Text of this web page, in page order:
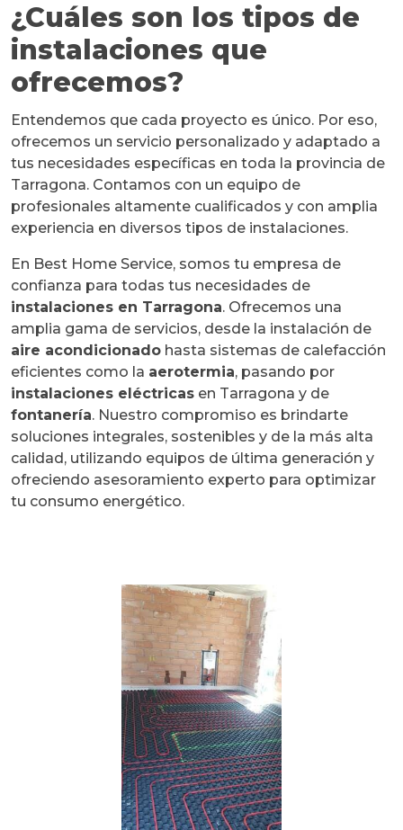
¿Cuáles son los tipos de
instalaciones que
ofrecemos?
Entendemos que cada proyecto es único. Por eso,
ofrecemos un servicio personalizado y adaptado a
tus necesidades específicas en toda la provincia de
Tarragona. Contamos con un equipo de
profesionales altamente cualificados y con amplia
experiencia en diversos tipos de instalaciones.
En Best Home Service, somos tu empresa de
confianza para todas tus necesidades de
instalaciones en Tarragona. Ofrecemos una
amplia gama de servicios, desde la instalación de
aire acondicionado hasta sistemas de calefacción
eficientes como la aerotermia, pasando por
instalaciones eléctricas en Tarragona y de
fontanería. Nuestro compromiso es brindarte
soluciones integrales, sostenibles y de la más alta
calidad, utilizando equipos de última generación y
ofreciendo asesoramiento experto para optimizar
tu consumo energético.